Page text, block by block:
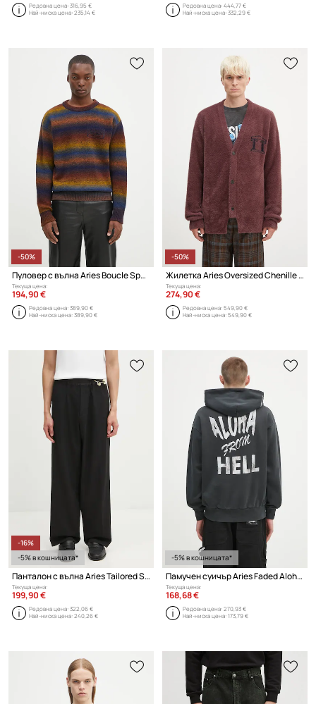
Редовна цена:316,95 €
Най-ниска цена:235,14 €
Редовна цена:444,77 €
Най-ниска цена:332,29 €
-50%
Пуловер с вълна Aries Boucle Space Dye Knit
Текуща цена:
194,90 €
Редовна цена:389,90 €
Най-ниска цена:389,90 €
-50%
Жилетка Aries Oversized Chenille Knit Cardigan
Текуща цена:
274,90 €
Редовна цена:549,90 €
Най-ниска цена:549,90 €
-16%
-5% в кошницата*
Панталон с вълна Aries Tailored Slacker Pant
Текуща цена:
199,90 €
Редовна цена:322,06 €
Най-ниска цена:240,26 €
-5% в кошницата*
Памучен суичър Aries Faded Aloha From Hell Hoodie
Текуща цена:
168,68 €
Редовна цена:270,93 €
Най-ниска цена:173,79 €